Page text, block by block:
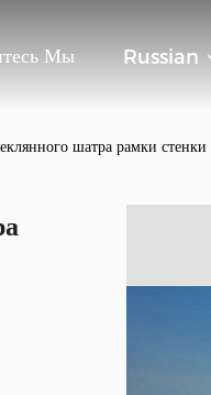
Мы Russian
шатра рамки